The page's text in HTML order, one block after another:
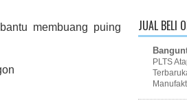
membuang puing
JUAL BELI
PLTS